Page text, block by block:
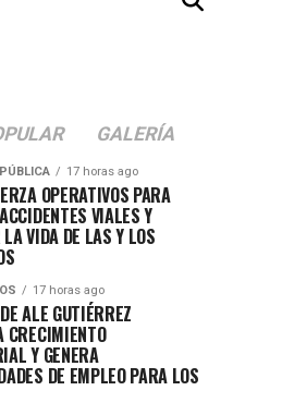
GALERÍA
17 horas ago
OPERATIVOS PARA
VIALES Y
LA VIDA DE LAS Y LOS
17 horas ago
ALE GUTIÉRREZ
CRECIMIENTO
Y GENERA
DE EMPLEO PARA LOS